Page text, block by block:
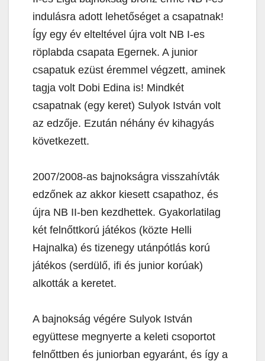
indulásra adott lehetőséget a csapatnak!
Így egy év elteltével újra volt NB I-es
röplabda csapata Egernek. A junior
csapatuk ezüst éremmel végzett, aminek
tagja volt Dobi Edina is! Mindkét
csapatnak (egy keret) Sulyok István volt
az edzője. Ezután néhány év kihagyás
következett.
2007/2008-as bajnokságra visszahívták
edzőnek az akkor kiesett csapathoz, és
újra NB II-ben kezdhettek. Gyakorlatilag
két felnőttkorú játékos (közte Helli
Hajnalka) és tizenegy utánpótlás korú
játékos (serdülő, ifi és junior korúak)
alkották a keretet.
A bajnokság végére Sulyok István
együttese megnyerte a keleti csoportot
felnőttben és juniorban egyaránt, és így a